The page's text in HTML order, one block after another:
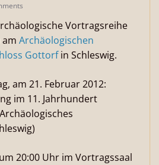
Vortragsreihe
Archäologischen
Gottorfin Schleswig.
am 21. Februar 2012:
im 11. Jahrhundert
20:00 Uhr im Vortragssaal